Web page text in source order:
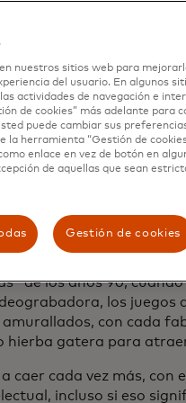
jugando a juegos
teléfono inteligente para
en una consola o
virtual de vanguardia.
video dista mucho de
en que se crean, se
de los años 90,
los juegos
con cada
hierba gatera para
caer cada vez más, con
incluso si eso
nuestros sitios web para
del usuario. En algunos
actividades de navegación e
de cookies” más adelante para
puede cambiar sus
la herramienta “Gestión de
enlace en vez de botón en
de aquellas que sean
Gestión de cookies